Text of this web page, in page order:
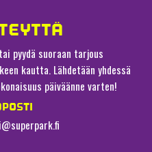
pyydä suoraan tarjous
kautta. Lähdetään yhdessä
päiväänne varten!